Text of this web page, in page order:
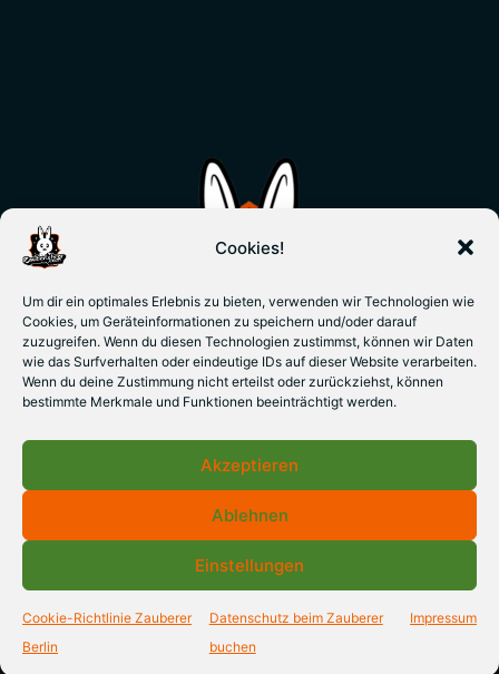
Cookies!
Um dir ein optimales Erlebnis zu bieten, verwenden wir Technologien wie
Cookies, um Geräteinformationen zu speichern und/oder darauf
zuzugreifen. Wenn du diesen Technologien zustimmst, können wir Daten
wie das Surfverhalten oder eindeutige IDs auf dieser Website verarbeiten.
Wenn du deine Zustimmung nicht erteilst oder zurückziehst, können
bestimmte Merkmale und Funktionen beeinträchtigt werden.
Akzeptieren
Ablehnen
Einstellungen
Cookie-Richtlinie Zauberer
Berlin
Datenschutz beim Zauberer
buchen
Impressum
© 2026 Zauberkünstler & Zauberlehrer Jan Gerken -
Berlin